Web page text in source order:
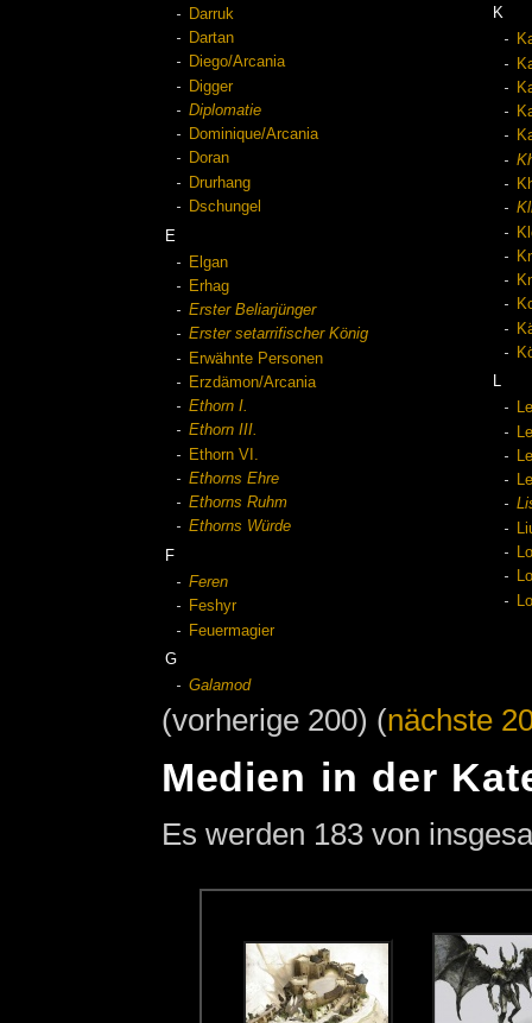
Darruk
Dartan
Diego/Arcania
Digger
Diplomatie
Dominique/Arcania
Doran
Drurhang
Dschungel
E
Elgan
Erhag
Erster Beliarjünger
Erster setarrifischer König
Erwähnte Personen
Erzdämon/Arcania
Ethorn I.
Ethorn III.
Ethorn VI.
Ethorns Ehre
Ethorns Ruhm
Ethorns Würde
F
Feren
Feshyr
Feuermagier
G
Galamod
K
L
(vorherige 200) (nächste
Medien in der
Es werden 183 von